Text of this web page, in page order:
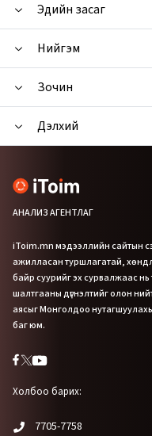
Эдийн засаг
Нийгэм
Зочин
Дэлхий
АНАЛИЗ АГЕНТЛАГ
iToim.mn мэдээллийн сайтын
ажилласан туршлагатай,
байр суурийг эх сурвалжаас нь
шалтгааны дүгнэлтийг олон
аясыг Монголдоо
баг юм.
Холбоо барих:
7705-7758